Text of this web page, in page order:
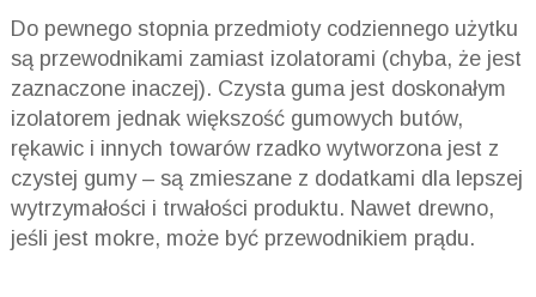
Do pewnego stopnia przedmioty codziennego użytku
są przewodnikami zamiast izolatorami (chyba, że jest
zaznaczone inaczej). Czysta guma jest doskonałym
izolatorem jednak większość gumowych butów,
rękawic i innych towarów rzadko wytworzona jest z
czystej gumy – są zmieszane z dodatkami dla lepszej
wytrzymałości i trwałości produktu. Nawet drewno,
jeśli jest mokre, może być przewodnikiem prądu.